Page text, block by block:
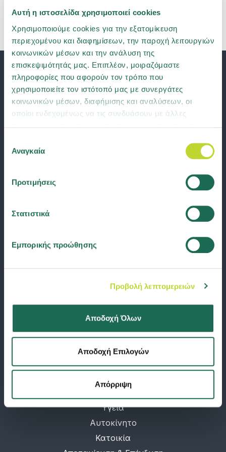
Αυτή η ιστοσελίδα χρησιμοποιεί cookies
Χρησιμοποιούμε cookies για την εξατομίκευση
περιεχομένου και διαφημίσεων, την παροχή λειτουργιών
κοινωνικών μέσων και την ανάλυση της
επισκεψιμότητάς μας. Επιπλέον, μοιραζόμαστε
πληροφορίες που αφορούν τον τρόπο που
χρησιμοποιείτε τον ιστότοπό μας με συνεργάτες
κοινωνικών μέσων, διαφήμισης και αναλύσεων, οι
οποίοι ενδεχομένως να τις συνδυάσουν με άλλες
των υπηρεσιών τους. Μάθετε περισσότερα για τα
συγκατάθεσης
Αναγκαία
Προτιμήσεις
Στατιστικά
Εμπορικής προώθησης
Προβολή λεπτομερειών
Αποδοχή Όλων
Αποδοχή Επιλογών
Απόρριψη
κλήση στην φροντίδα ατυχήματος και την οδική βοήθεια παρελθόν!
ΠΡΟΓΡΑΜΜΑΤΑ
Υγεία
Αυτοκίνητο
Κατοικία